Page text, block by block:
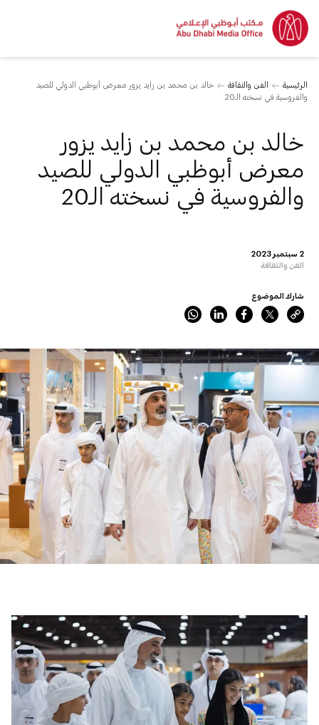
الرئيسية الفن والثقافة
خالد بن محمد بن زايد يزور معرض أبوظبي الدولي للصيد
والفروسية في نسخته الـ20
2 سبتمبر 2023
الفن والثقافة
خالد بن محمد بن زايد يزور
معرض أبوظبي الدولي للصيد
والفروسية في نسخته الـ20
شارك الموضوع